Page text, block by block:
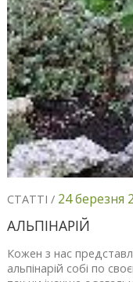
СТАТТІ / 24 березня
АЛЬПІНАРІЙ
Кожен з нас
альпінарій собі по